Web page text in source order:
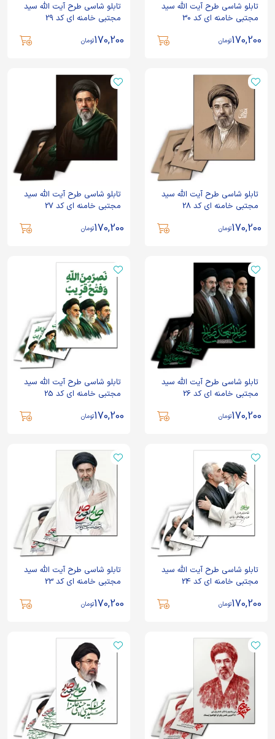
تابلو شاسی طرح آیت الله سید
مجتبی خامنه ای کد 30
170,200تومان
تابلو شاسی طرح آیت الله سید
مجتبی خامنه ای کد 29
170,200تومان
تابلو شاسی طرح آیت الله سید
مجتبی خامنه ای کد 28
170,200تومان
تابلو شاسی طرح آیت الله سید
مجتبی خامنه ای کد 27
170,200تومان
تابلو شاسی طرح آیت الله سید
مجتبی خامنه ای کد 26
170,200تومان
تابلو شاسی طرح آیت الله سید
مجتبی خامنه ای کد 25
170,200تومان
تابلو شاسی طرح آیت الله سید
مجتبی خامنه ای کد 24
170,200تومان
تابلو شاسی طرح آیت الله سید
مجتبی خامنه ای کد 23
170,200تومان